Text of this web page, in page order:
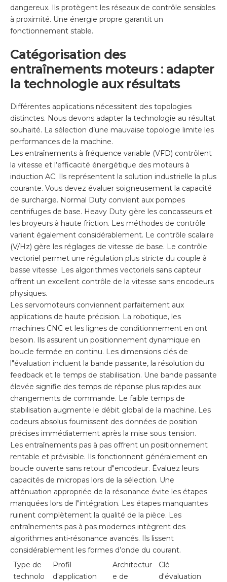
dangereux. Ils protègent les réseaux de contrôle sensibles
à proximité. Une énergie propre garantit un
fonctionnement stable.
Catégorisation des
entraînements moteurs : adapter
la technologie aux résultats
Différentes applications nécessitent des topologies
distinctes. Nous devons adapter la technologie au résultat
souhaité. La sélection d’une mauvaise topologie limite les
performances de la machine.
Les entraînements à fréquence variable (VFD) contrôlent
la vitesse et l’efficacité énergétique des moteurs à
induction AC. Ils représentent la solution industrielle la plus
courante. Vous devez évaluer soigneusement la capacité
de surcharge. Normal Duty convient aux pompes
centrifuges de base. Heavy Duty gère les concasseurs et
les broyeurs à haute friction. Les méthodes de contrôle
varient également considérablement. Le contrôle scalaire
(V/Hz) gère les réglages de vitesse de base. Le contrôle
vectoriel permet une régulation plus stricte du couple à
basse vitesse. Les algorithmes vectoriels sans capteur
offrent un excellent contrôle de la vitesse sans encodeurs
physiques.
Les servomoteurs conviennent parfaitement aux
applications de haute précision. La robotique, les
machines CNC et les lignes de conditionnement en ont
besoin. Ils assurent un positionnement dynamique en
boucle fermée en continu. Les dimensions clés de
l"évaluation incluent la bande passante, la résolution du
feedback et le temps de stabilisation. Une bande passante
élevée signifie des temps de réponse plus rapides aux
changements de commande. Le faible temps de
stabilisation augmente le débit global de la machine. Les
codeurs absolus fournissent des données de position
précises immédiatement après la mise sous tension.
Les entraînements pas à pas offrent un positionnement
rentable et prévisible. Ils fonctionnent généralement en
boucle ouverte sans retour d"encodeur. Évaluez leurs
capacités de micropas lors de la sélection. Une
atténuation appropriée de la résonance évite les étapes
manquées lors de l"intégration. Les étapes manquantes
ruinent complètement la qualité de la pièce. Les
entraînements pas à pas modernes intègrent des
algorithmes anti-résonance avancés. Ils lissent
considérablement les formes d’onde du courant.
Type de
technolo
Profil
d'application
Architectur
e de
Clé
d'évaluation